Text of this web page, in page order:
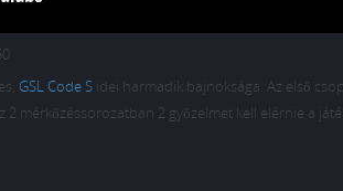
GSL Code S idei harmadik bajnoksága. Az első
mérkőzéssorozatban 2 győzelmet kell elérnie a